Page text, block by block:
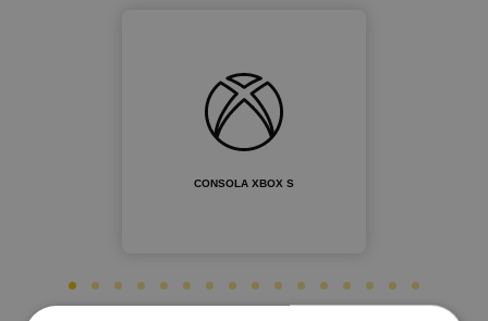
CONSOLA XBOX S